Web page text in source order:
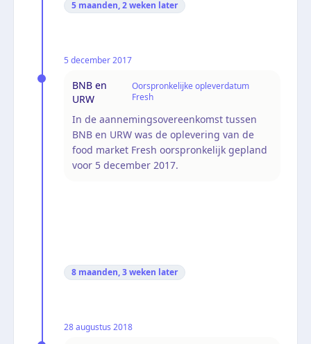
5 maanden, 2 weken later
5 december 2017
BNB en
URW
Oorspronkelijke opleverdatum
Fresh
In de aannemingsovereenkomst tussen
BNB en URW was de oplevering van de
food market Fresh oorspronkelijk gepland
voor 5 december 2017.
8 maanden, 3 weken later
28 augustus 2018